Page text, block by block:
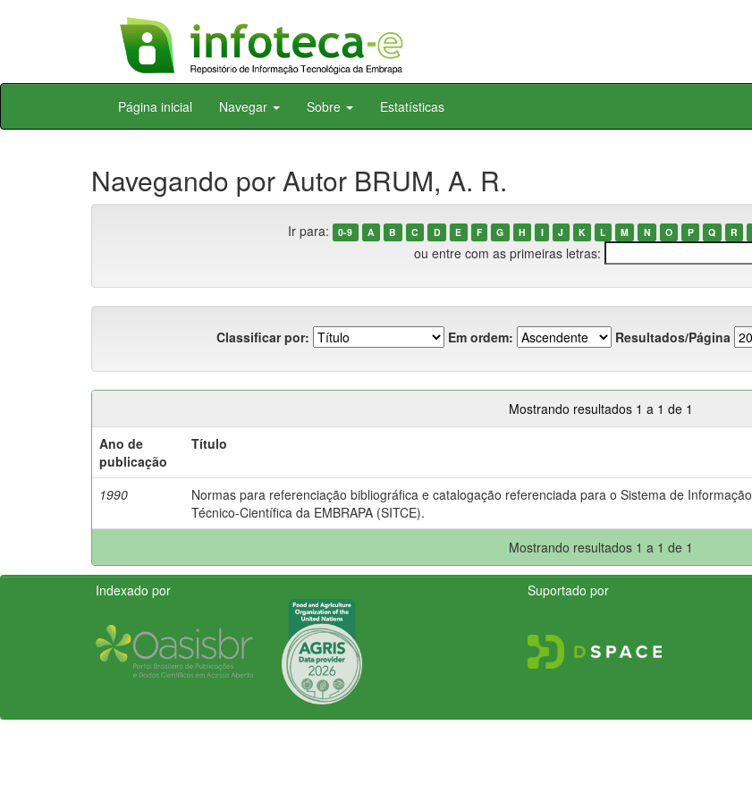
Skip
Página inicial Navegar Sobre Estatísticas
Navegando por Autor BRUM, A. R.
Ir para: 0-9 A B C D E F G H I J K L M N O P Q R
ou entre com as primeiras letras:
Classificar por: Em ordem: Resultados/Página
Mostrando resultados 1 a 1 de 1
Ano de
publicação
Título
1990
Normas para referenciação bibliográfica e catalogação referenciada para o Sistema de Informação
Técnico-Científica da EMBRAPA (SITCE).
Mostrando resultados 1 a 1 de 1
Indexado por Suportado por